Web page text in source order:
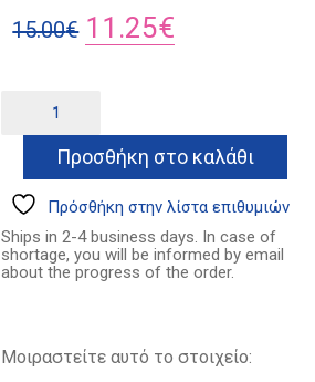
15.00€ Original
15.00€.
11.25€
είναι:
11.25€.
βιασμός
της
Λουκρητίας
ποσότητα
Προσθήκη στο καλάθι
Πρόσθήκη στην λίστα επιθυμιών
Ships in 2-4 business days. In case of
shortage, you will be informed by email
about the progress of the order.
Μοιραστείτε αυτό το στοιχείο: